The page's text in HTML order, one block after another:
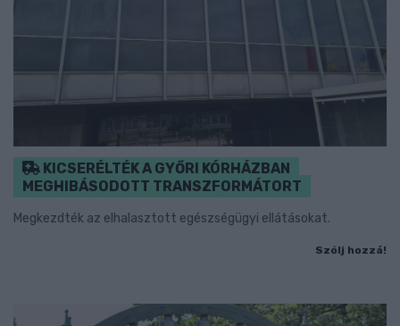
KICSERÉLTÉK A GYŐRI KÓRHÁZBAN
MEGHIBÁSODOTT TRANSZFORMÁTORT
Megkezdték az elhalasztott egészségügyi ellátásokat.
Szólj hozzá!